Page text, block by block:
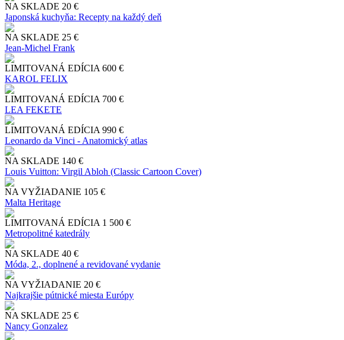
NA SKLADE 20 €
Japonská kuchyňa: Recepty na každý deň
NA SKLADE 25 €
Jean-Michel Frank
LIMITOVANÁ EDÍCIA 600 €
KAROL FELIX
LIMITOVANÁ EDÍCIA 700 €
LEA FEKETE
LIMITOVANÁ EDÍCIA 990 €
Leonardo da Vinci - Anatomický atlas
NA SKLADE 140 €
Louis Vuitton: Virgil Abloh (Classic Cartoon Cover)
NA VYŽIADANIE 105 €
Malta Heritage
LIMITOVANÁ EDÍCIA 1 500 €
Metropolitné katedrály
NA SKLADE 40 €
Móda, 2., doplnené a revidované vydanie
NA VYŽIADANIE 20 €
Najkrajšie pútnické miesta Európy
NA SKLADE 25 €
Nancy Gonzalez